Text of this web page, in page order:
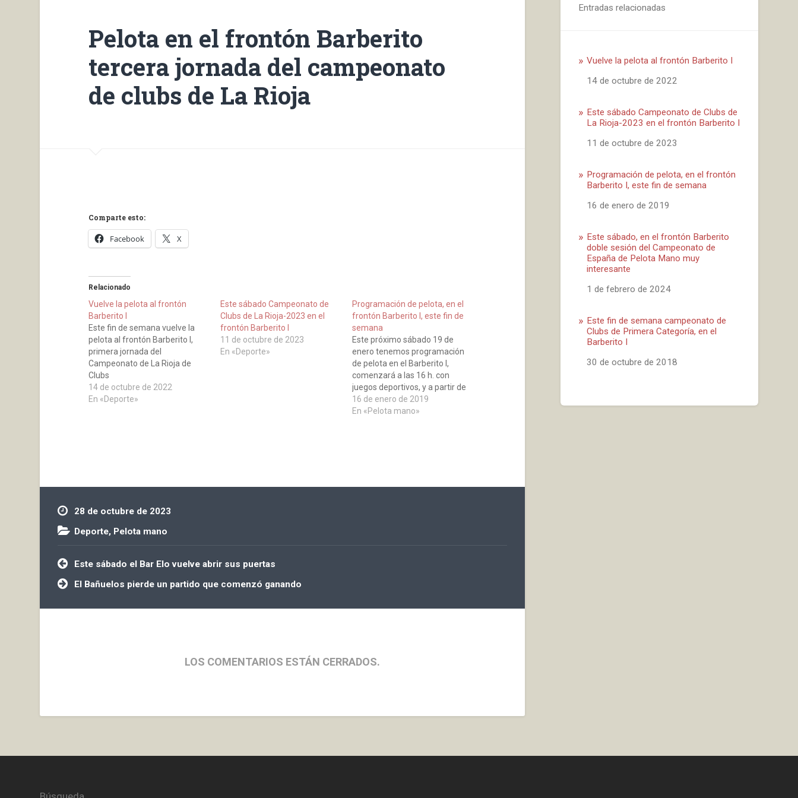
Pelota en el frontón Barberito
tercera jornada del campeonato
de clubs de La Rioja
Comparte esto:
Facebook X
Relacionado
Vuelve la pelota al frontón
Barberito I
Este fin de semana vuelve la
pelota al frontón Barberito I,
primera jornada del
Campeonato de La Rioja de
Clubs
14 de octubre de 2022
En «Deporte»
Este sábado Campeonato de
Clubs de La Rioja-2023 en el
frontón Barberito I
11 de octubre de 2023
En «Deporte»
Programación de pelota, en el
frontón Barberito I, este fin de
semana
Este próximo sábado 19 de
enero tenemos programación
de pelota en el Barberito I,
comenzará a las 16 h. con
juegos deportivos, y a partir de
las 18 h. campeonato de
España de Clubs de 1ª
16 de enero de 2019
En «Pelota mano»
28 de octubre de 2023
Deporte, Pelota mano
Navegación
de
entradas
Este sábado el Bar Elo vuelve abrir sus puertas
El Bañuelos pierde un partido que comenzó ganando
LOS COMENTARIOS ESTÁN CERRADOS.
Entradas relacionadas
Vuelve la pelota al frontón Barberito I
Fecha
14 de octubre de 2022
Este sábado Campeonato de Clubs de
La Rioja-2023 en el frontón Barberito I
Fecha
11 de octubre de 2023
Programación de pelota, en el frontón
Barberito I, este fin de semana
Fecha
16 de enero de 2019
Este sábado, en el frontón Barberito
doble sesión del Campeonato de
España de Pelota Mano muy
interesante
Fecha
1 de febrero de 2024
Este fin de semana campeonato de
Clubs de Primera Categoría, en el
Barberito I
Fecha
30 de octubre de 2018